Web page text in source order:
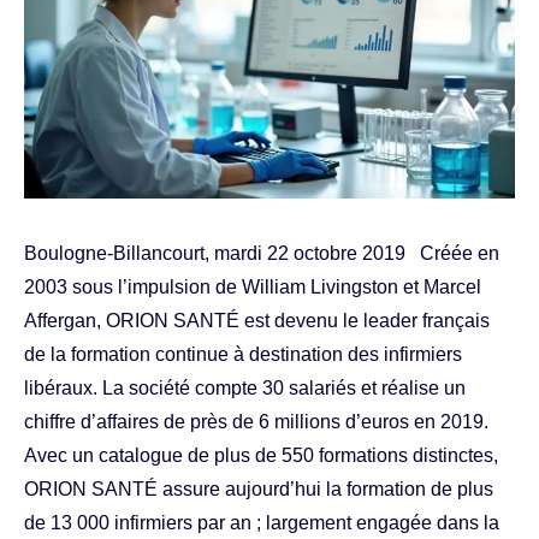
Boulogne-Billancourt, mardi 22 octobre 2019 Créée en
2003 sous l’impulsion de William Livingston et Marcel
Affergan, ORION SANTÉ est devenu le leader français
de la formation continue à destination des infirmiers
libéraux. La société compte 30 salariés et réalise un
chiffre d’affaires de près de 6 millions d’euros en 2019.
Avec un catalogue de plus de 550 formations distinctes,
ORION SANTÉ assure aujourd’hui la formation de plus
de 13 000 infirmiers par an ; largement engagée dans la